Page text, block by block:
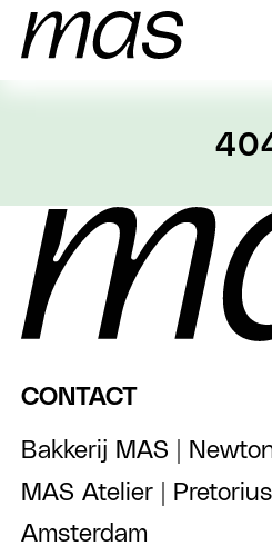
CONTACT
Bakkerij MAS |
MAS Atelier |
Amsterdam